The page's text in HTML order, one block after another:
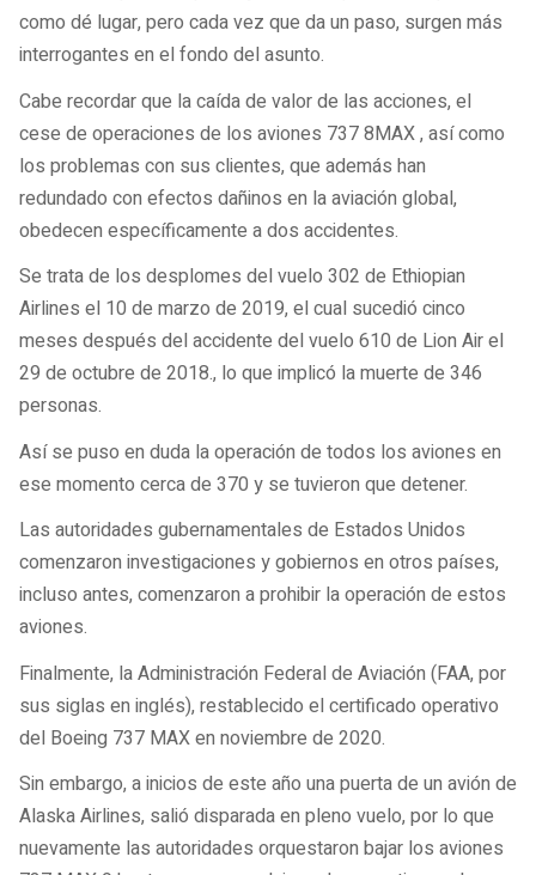
como dé lugar, pero cada vez que da un paso, surgen más
interrogantes en el fondo del asunto.
Cabe recordar que la caída de valor de las acciones, el
cese de operaciones de los aviones 737 8MAX , así como
los problemas con sus clientes, que además han
redundado con efectos dañinos en la aviación global,
obedecen específicamente a dos accidentes.
Se trata de los desplomes del vuelo 302 de Ethiopian
Airlines el 10 de marzo de 2019, el cual sucedió cinco
meses después del accidente del vuelo 610 de Lion Air el
29 de octubre de 2018., lo que implicó la muerte de 346
personas.
Así se puso en duda la operación de todos los aviones en
ese momento cerca de 370 y se tuvieron que detener.
Las autoridades gubernamentales de Estados Unidos
comenzaron investigaciones y gobiernos en otros países,
incluso antes, comenzaron a prohibir la operación de estos
aviones.
Finalmente, la Administración Federal de Aviación (FAA, por
sus siglas en inglés), restablecido el certificado operativo
del Boeing 737 MAX en noviembre de 2020.
Sin embargo, a inicios de este año una puerta de un avión de
Alaska Airlines, salió disparada en pleno vuelo, por lo que
nuevamente las autoridades orquestaron bajar los aviones